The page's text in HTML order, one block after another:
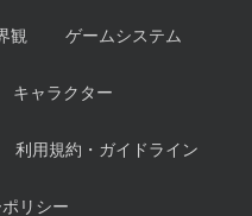
観 ゲームシステム
キャラクター
利用規約・ガイドライン
リシー